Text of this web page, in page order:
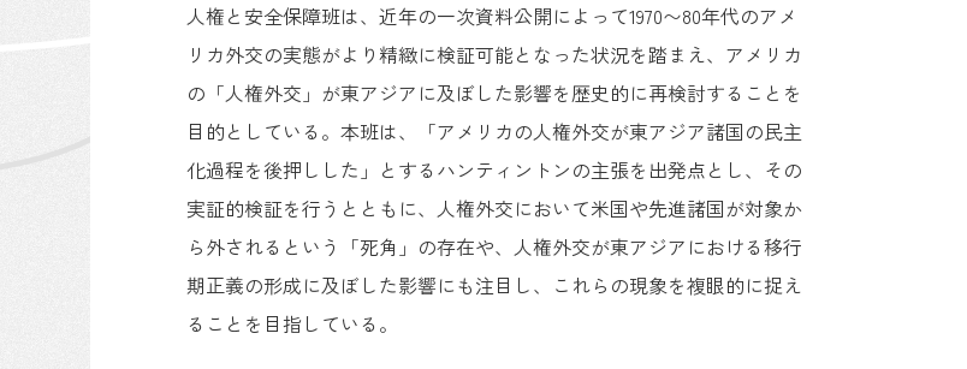
人権と安全保障班は、近年の一次資料公開によって1970〜80年代のアメ
リカ外交の実態がより精緻に検証可能となった状況を踏まえ、アメリカ
の「人権外交」が東アジアに及ぼした影響を歴史的に再検討することを
目的としている。本班は、「アメリカの人権外交が東アジア諸国の民主
化過程を後押しした」とするハンティントンの主張を出発点とし、その
実証的検証を行うとともに、人権外交において米国や先進諸国が対象か
ら外されるという「死角」の存在や、人権外交が東アジアにおける移行
期正義の形成に及ぼした影響にも注目し、これらの現象を複眼的に捉え
ることを目指している。